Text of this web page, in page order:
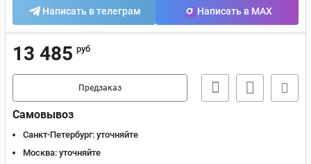
Написать в телеграм Написать в MAX
13 485 руб
Предзаказ
Самовывоз
Санкт-Петербург: уточняйте
Москва: уточняйте